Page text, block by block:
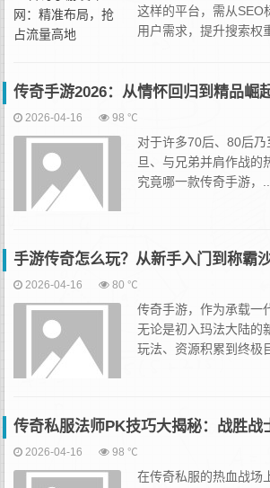
这样的平台，需从SEO
用户需求，提升搜索权
传奇手游2026：从情怀回归到精品崛
2026-04-16 98 ℃
对于许多70后、80后
旦、与兄弟并肩作战
究竟哪一款传奇手游，...
手游传奇怎么玩？从新手入门到称霸
2026-04-16 80 ℃
传奇手游，作为承载一
无论是初入玛法大陆的
玩法、资源积累到终极
传奇私服法师PK技巧大揭秘：战胜战
2026-04-16 98 ℃
在传奇私服的热血战场